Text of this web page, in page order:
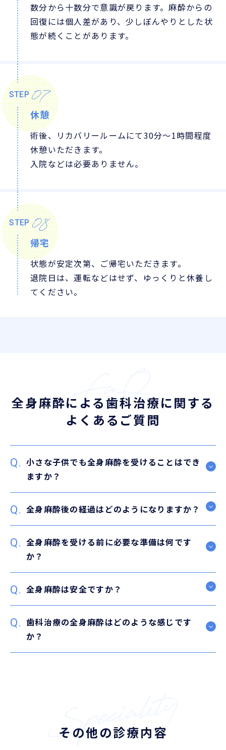
数分から十数分で意識が戻ります。麻酔からの
回復には個人差があり、少しぼんやりとした状
態が続くことがあります。
STEP 07
休憩
術後、リカバリールームにて30分〜1時間程度
休憩いただきます。
入院などは必要ありません。
STEP 08
帰宅
状態が安定次第、ご帰宅いただきます。
退院日は、運転などはせず、ゆっくりと休養し
てください。
全身麻酔による歯科治療に関する
よくあるご質問
小さな子供でも全身麻酔を受けることはでき
ますか？
全身麻酔後の経過はどのようになりますか？
全身麻酔を受ける前に必要な準備は何です
か？
全身麻酔は安全ですか？
歯科治療の全身麻酔はどのような感じです
か？
その他の診療内容